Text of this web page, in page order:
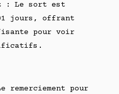
: Le sort est
jours, offrant
pour voir
remerciement pour